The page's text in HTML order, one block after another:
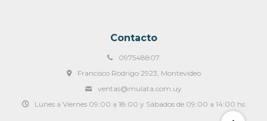
Contacto
097548807
Francisco Rodrigo 2923, Montevideo
ventas@mulata.com.uy
Lunes a Viernes 09:00 a 18:00 y Sábados de 09:00 a 14:00 hs